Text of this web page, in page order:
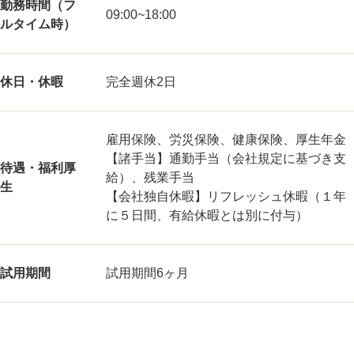
勤務時間（フ
ルタイム時）
09:00~18:00
休日・休暇 完全週休2日
待遇・福利厚
生
雇用保険、労災保険、健康保険、厚生年金
【諸手当】通勤手当（会社規定に基づき支
給）、残業手当
【会社独自休暇】リフレッシュ休暇（１年
に５日間、有給休暇とは別に付与）
試用期間 試用期間6ヶ月